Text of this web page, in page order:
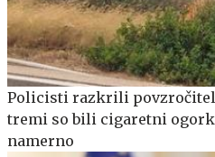
Policisti razkrili
tremi so bili cigaretni
namerno